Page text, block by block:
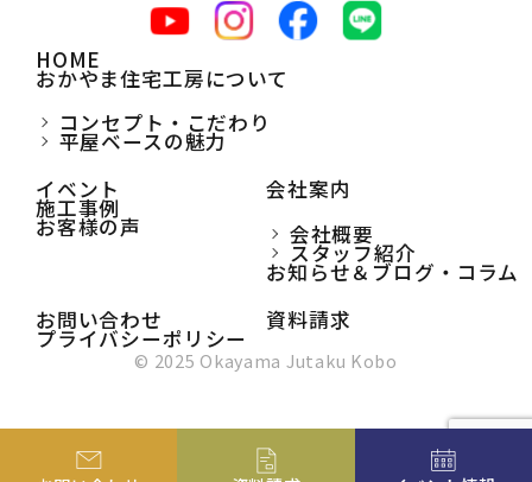
HOME
おかやま住宅工房について
コンセプト・こだわり
平屋ベースの魅力
イベント
施工事例
お客様の声
会社案内
会社概要
スタッフ紹介
お知らせ＆ブログ・コラム
お問い合わせ
資料請求
プライバシーポリシー
© 2025 Okayama Jutaku Kobo